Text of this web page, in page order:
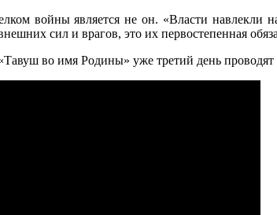
войны является не он. «Власти навлекли
сил и врагов, это их первостепенная
во имя Родины» уже третий день